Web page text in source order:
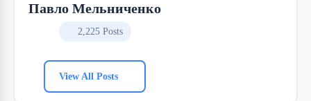
Павло Мельниченко
2,225 Posts
View All Posts